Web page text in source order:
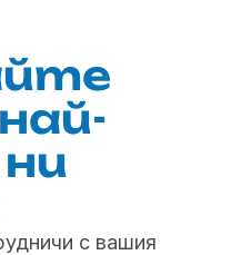
с вашия